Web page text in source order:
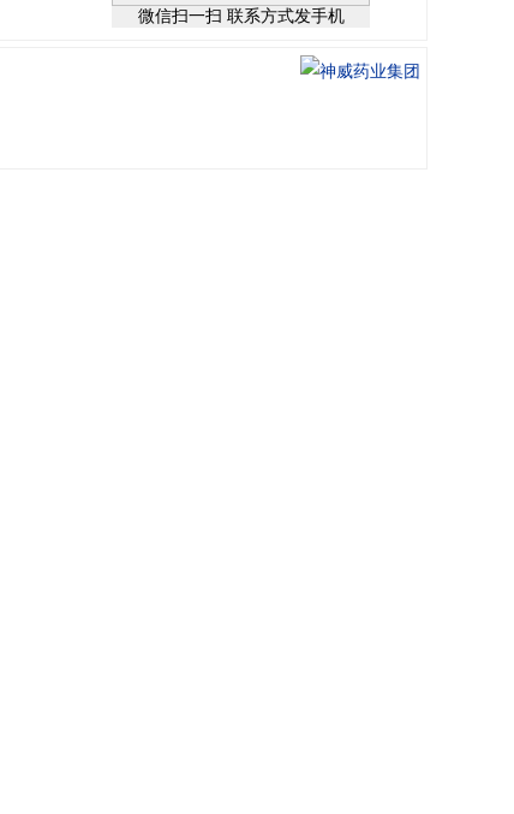
微信扫一扫 联系方式发手机